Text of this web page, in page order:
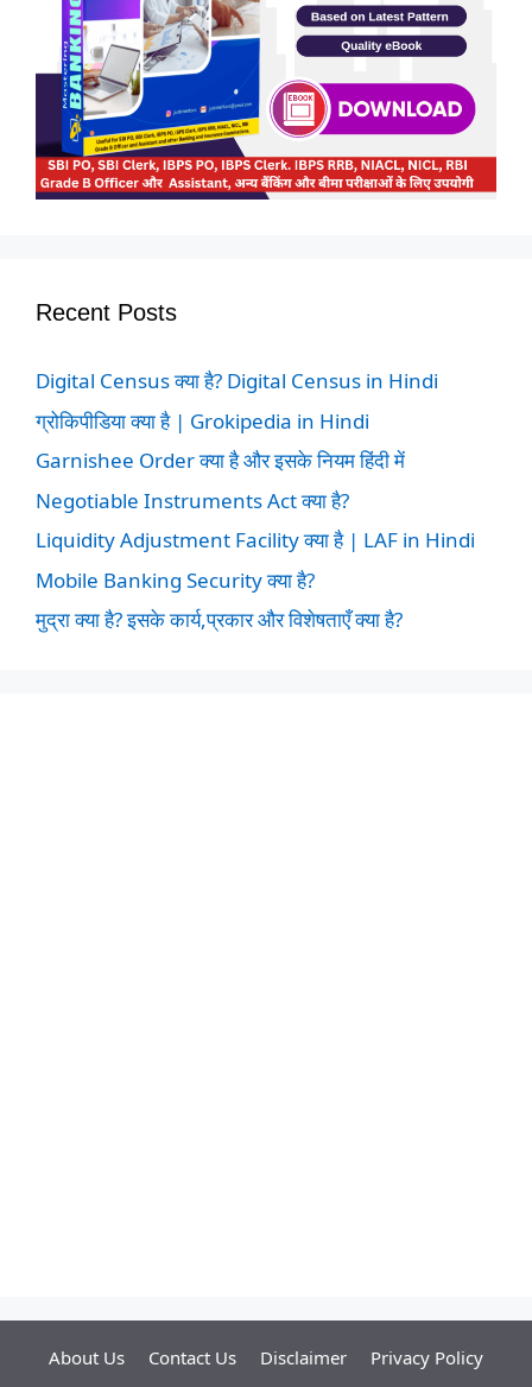
Recent Posts
Digital Census क्या है? Digital Census in Hindi
ग्रोकिपीडिया क्या है | Grokipedia in Hindi
Garnishee Order क्या है और इसके नियम हिंदी में
Negotiable Instruments Act क्या है?
Liquidity Adjustment Facility क्या है | LAF in Hindi
Mobile Banking Security क्या है?
मुद्रा क्या है? इसके कार्य,प्रकार और विशेषताएँ क्या है?
About Us Contact Us Disclaimer
Privacy Policy